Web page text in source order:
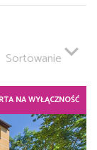
Sortowanie
NA WYŁĄCZNOŚĆ